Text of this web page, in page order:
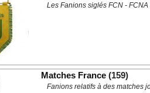
Les Fanions siglés FCN -
Matches France (159)
Fanions relatifs à des matches